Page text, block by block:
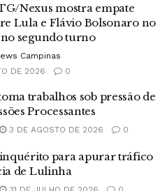
Nexus mostra empate
Lula e Flávio Bolsonaro no
segundo turno
Campinas
DE 2026
0
trabalhos sob pressão de
Processantes
3 DE AGOSTO DE 2026 0
para apurar tráfico
de Lulinha